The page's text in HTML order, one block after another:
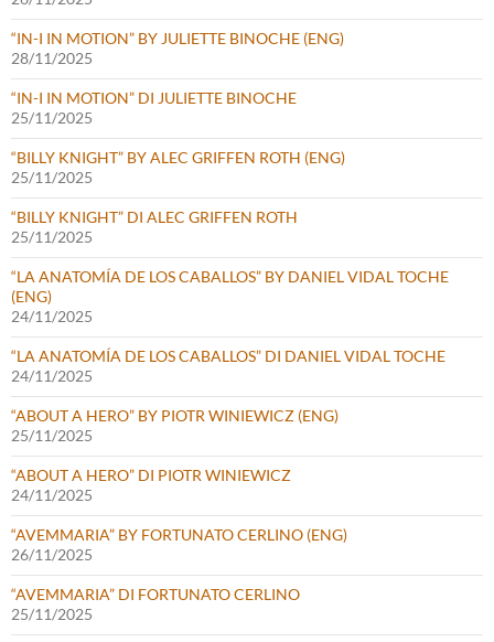
“IN-I IN MOTION” BY JULIETTE BINOCHE (ENG)
28/11/2025
“IN-I IN MOTION” DI JULIETTE BINOCHE
25/11/2025
“BILLY KNIGHT” BY ALEC GRIFFEN ROTH (ENG)
25/11/2025
“BILLY KNIGHT” DI ALEC GRIFFEN ROTH
25/11/2025
“LA ANATOMÍA DE LOS CABALLOS” BY DANIEL VIDAL TOCHE
(ENG)
24/11/2025
“LA ANATOMÍA DE LOS CABALLOS” DI DANIEL VIDAL TOCHE
24/11/2025
“ABOUT A HERO” BY PIOTR WINIEWICZ (ENG)
25/11/2025
“ABOUT A HERO” DI PIOTR WINIEWICZ
24/11/2025
“AVEMMARIA” BY FORTUNATO CERLINO (ENG)
26/11/2025
“AVEMMARIA” DI FORTUNATO CERLINO
25/11/2025